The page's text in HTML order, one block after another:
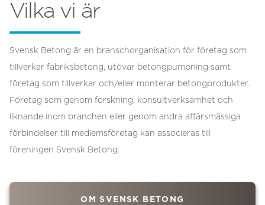
Vilka vi är
Svensk Betong är en branschorganisation för företag som
tillverkar fabriksbetong, utövar betongpumpning samt
företag som tillverkar och/eller monterar betongprodukter.
Företag som genom forskning, konsultverksamhet och
liknande inom branchen eller genom andra affärsmässiga
förbindelser till medlemsföretag kan associeras till
föreningen Svensk Betong.
OM SVENSK BETONG